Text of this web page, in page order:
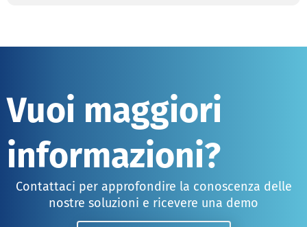
Vuoi maggiori
informazioni?
Contattaci per approfondire la conoscenza delle
nostre soluzioni e ricevere una demo